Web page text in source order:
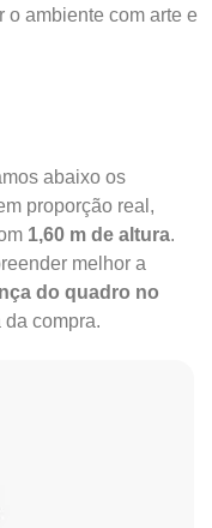
o ambiente com arte e
abaixo os
proporção real,
1,60 m de altura.
melhor a
do quadro no
compra.